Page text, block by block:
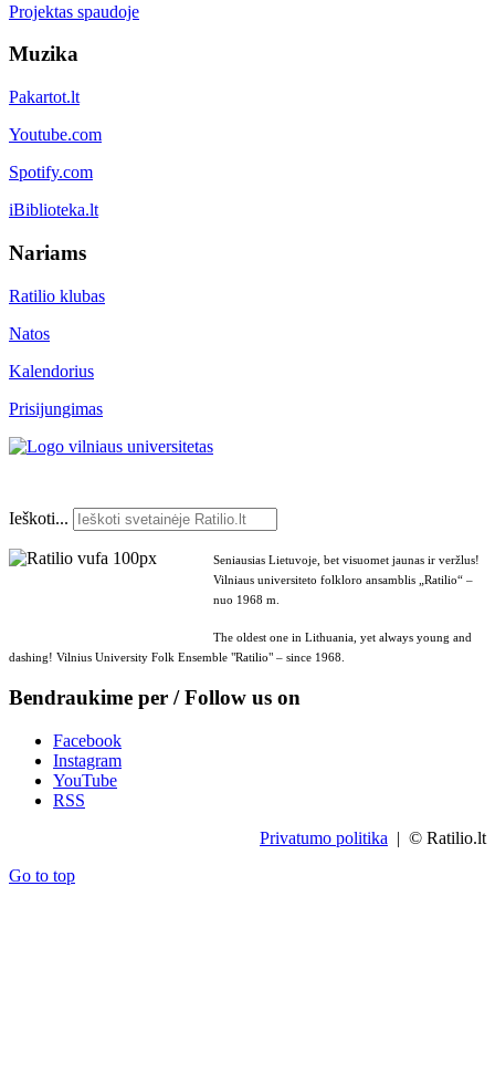
Projektas spaudoje
Muzika
Pakartot.lt
Youtube.com
Spotify.com
iBiblioteka.lt
Nariams
Ratilio klubas
Natos
Kalendorius
Prisijungimas
Ieškoti...
Seniausias Lietuvoje, bet visuomet jaunas ir veržlus!
Vilniaus universiteto folkloro ansamblis „Ratilio“ –
nuo 1968 m.
The oldest one in Lithuania, yet always young and
dashing! Vilnius University Folk Ensemble "Ratilio" – since 1968.
Bendraukime per / Follow us on
Facebook
Instagram
YouTube
RSS
Privatumo politika | © Ratilio.lt
Go to top